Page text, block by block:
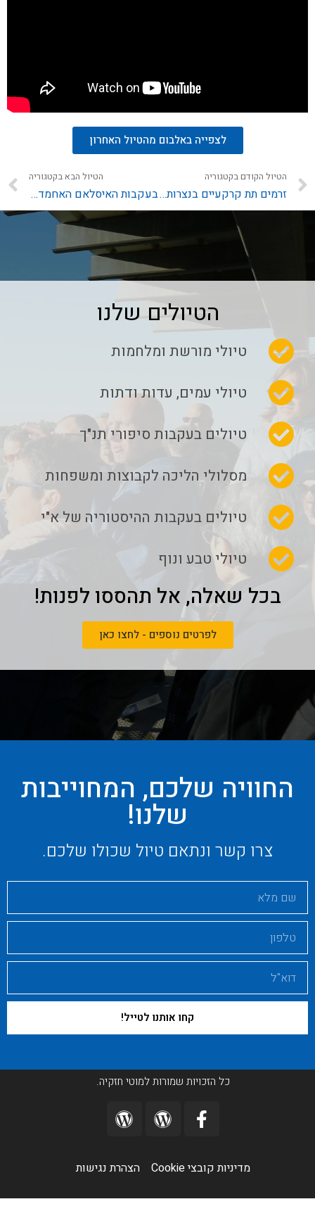
לצפייה באלבום מהטיול האחרון
הטיול הקודם בקטגוריה
זרמים תת קרקעיים בנצרות… – כנסיות בירושלים
הטיול הבא בקטגוריה
בעקבות האיסלאם האחמדי בשכונת כבאביר בחיפה
הטיולים שלנו
טיולי מורשת ומלחמות
טיולי עמים, עדות ודתות
טיולים בעקבות סיפורי תנ"ך
מסלולי הליכה לקבוצות ומשפחות
טיולים בעקבות ההיסטוריה של א"י
טיולי טבע ונוף
בכל שאלה, אל תהססו לפנות!
לפרטים נוספים - לחצו כאן
החוויה שלכם, המחוייבות
שלנו!
צרו קשר ונתאם טיול שכולו שלכם.
קחו אותנו לטייל!
כל הזכויות שמורות למוטי חזקיה.
מדיניות קובצי Cookie​ הצהרת נגישות